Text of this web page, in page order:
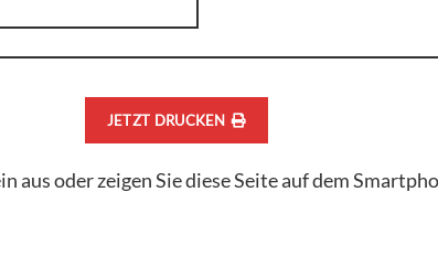
JETZT DRUCKEN
aus oder zeigen Sie diese Seite auf dem